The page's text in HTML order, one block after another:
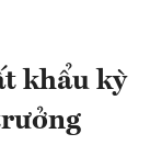
khẩu kỳ